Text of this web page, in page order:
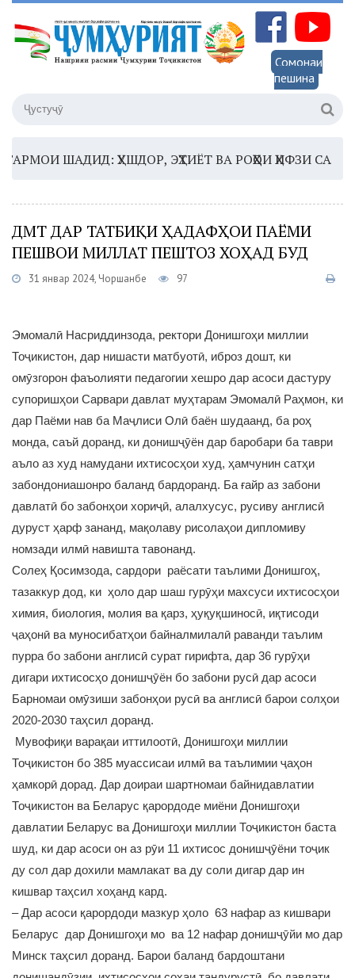
Сомонаи
пешина
ШАДИД: ҲУШДОР, ЭҲТИЁТ ВА РОҲҲОИ ҲИФЗИ САЛОМАТӢ
ДМТ ДАР ТАТБИҚИ ҲАДАФҲОИ ПАЁМИ
ПЕШВОИ МИЛЛАТ ПЕШТОЗ ХОҲАД БУД
31 январ 2024, Чоршанбе 97
Эмомалӣ Насриддинзода, ректори Донишгоҳи миллии
Тоҷикистон, дар нишасти матбуотӣ, иброз дошт, ки
омӯзгорон фаъолияти педагогии хешро дар асоси дастуру
супоришҳои Сарвари давлат муҳтарам Эмомалӣ Раҳмон, ки
дар Паёми нав ба Маҷлиси Олӣ баён шудаанд, ба роҳ
монда, саъй доранд, ки донишҷӯён дар баробари ба таври
аъло аз худ намудани ихтисосҳои худ, ҳамчунин сатҳи
забондониашонро баланд бардоранд. Ба ғайр аз забони
давлатӣ бо забонҳои хориҷӣ, алалхусус, русиву англисӣ
дуруст ҳарф зананд, мақолаву рисолаҳои дипломиву
номзади илмӣ навишта тавонанд.
Солеҳ Қосимзода, сардори раёсати таълими Донишгоҳ,
тазаккур дод, ки ҳоло дар шаш гурӯҳи махсуси ихтисосҳои
химия, биология, молия ва қарз, ҳуқуқшиносӣ, иқтисоди
ҷаҳонӣ ва муносибатҳои байналмилалӣ раванди таълим
пурра бо забони англисӣ сурат гирифта, дар 36 гурӯҳи
дигари ихтисосҳо донишҷӯён бо забони русӣ дар асоси
Барномаи омӯзиши забонҳои русӣ ва англисӣ барои солҳои
2020-2030 таҳсил доранд.
Мувофиқи варақаи иттилоотӣ, Донишгоҳи миллии
Тоҷикистон бо 385 муассисаи илмӣ ва таълимии ҷаҳон
ҳамкорӣ дорад. Дар доираи шартномаи байнидавлатии
Тоҷикистон ва Беларус қарордоде миёни Донишгоҳи
давлатии Беларус ва Донишгоҳи миллии Тоҷикистон баста
шуд, ки дар асоси он аз рӯи 11 ихтисос донишҷӯёни тоҷик
ду сол дар дохили мамлакат ва ду соли дигар дар ин
кишвар таҳсил хоҳанд кард.
– Дар асоси қарордоди мазкур ҳоло 63 нафар аз кишвари
Беларус дар Донишгоҳи мо ва 12 нафар донишҷӯйи мо дар
Минск таҳсил доранд. Барои баланд бардоштани